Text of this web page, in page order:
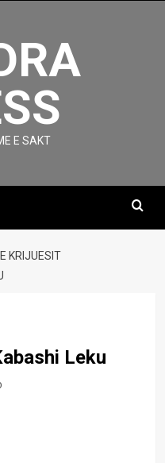
E SAKT
KRIJUESIT
Leku